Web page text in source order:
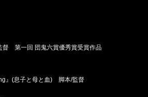
督 第一回 団鬼六賞優秀賞受賞作品
』(息子と母と血) 脚本/監督